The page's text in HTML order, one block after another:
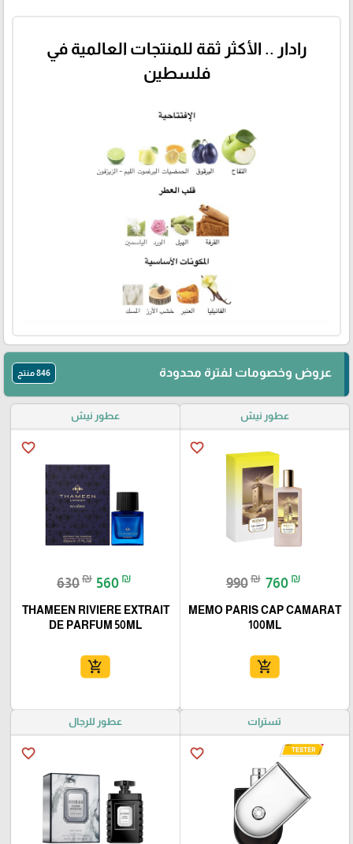
رادار .. الأكثر ثقة للمنتجات العالمية في
فلسطين
عروض وخصومات لفترة محدودة 846 منتج
عطور نيش
favorite_border
990₪ 760 ₪
MEMO PARIS CAP CAMARAT
100ML
add_shopping_cart
عطور نيش
favorite_border
630₪ 560 ₪
THAMEEN RIVIERE EXTRAIT
DE PARFUM 50ML
add_shopping_cart
تسترات
favorite_border
عطور للرجال
favorite_border